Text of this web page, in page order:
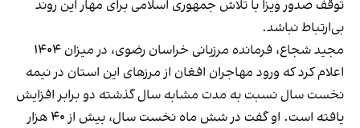
توقف صدور ویزا با تلاش جمهوری اسلامی برای مهار این روند
بی‌ارتباط نباشد.
مجید شجاع، فرمانده مرزبانی خراسان رضوی، در میزان ۱۴۰۴
اعلام کرد که ورود مهاجران افغان از مرزهای این استان در نیمه
نخست سال نسبت به مدت مشابه سال گذشته دو برابر افزایش
یافته است. او گفت در شش ماه نخست سال، بیش از ۴۰ هزار